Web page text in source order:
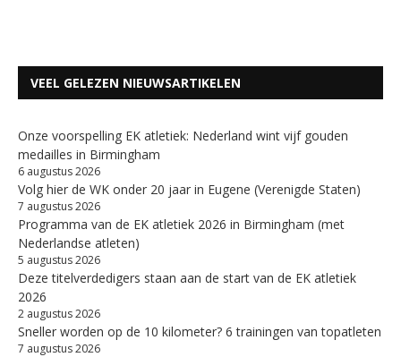
VEEL GELEZEN NIEUWSARTIKELEN
Onze voorspelling EK atletiek: Nederland wint vijf gouden
medailles in Birmingham
6 augustus 2026
Volg hier de WK onder 20 jaar in Eugene (Verenigde Staten)
7 augustus 2026
Programma van de EK atletiek 2026 in Birmingham (met
Nederlandse atleten)
5 augustus 2026
Deze titelverdedigers staan aan de start van de EK atletiek
2026
2 augustus 2026
Sneller worden op de 10 kilometer? 6 trainingen van topatleten
7 augustus 2026